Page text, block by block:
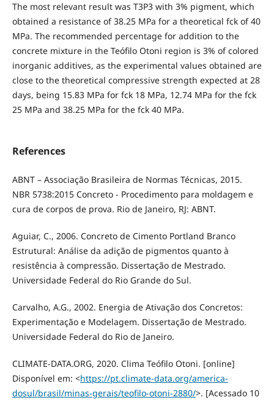
The most relevant result was T3P3 with 3% pigment, which
obtained a resistance of 38.25 MPa for a theoretical fck of 40
MPa. The recommended percentage for addition to the
concrete mixture in the Teófilo Otoni region is 3% of colored
inorganic additives, as the experimental values obtained are
close to the theoretical compressive strength expected at 28
days, being 15.83 MPa for fck 18 MPa, 12.74 MPa for the fck
25 MPa and 38.25 MPa for the fck 40 MPa.
References
ABNT – Associação Brasileira de Normas Técnicas, 2015.
NBR 5738:2015 Concreto - Procedimento para moldagem e
cura de corpos de prova. Rio de Janeiro, RJ: ABNT.
Aguiar, C., 2006. Concreto de Cimento Portland Branco
Estrutural: Análise da adição de pigmentos quanto à
resistência à compressão. Dissertação de Mestrado.
Universidade Federal do Rio Grande do Sul.
Carvalho, A.G., 2002. Energia de Ativação dos Concretos:
Experimentação e Modelagem. Dissertação de Mestrado.
Universidade Federal do Rio de Janeiro.
CLIMATE-DATA.ORG, 2020. Clima Teófilo Otoni. [online]
Disponível em: <https://pt.climate-data.org/america-
dosul/brasil/minas-gerais/teofilo-otoni-2880/>. [Acessado 10